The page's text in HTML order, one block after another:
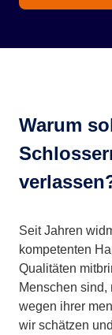
Warum
Seit Jahren
kompetenten
Qualitäten
Menschen sind,
wegen ihrer
wir schätzen